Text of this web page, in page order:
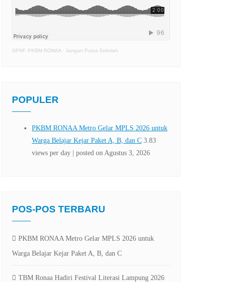
SPNF. PKBM RONAA · Jangan Putus Sekolah
POPULER
POS-POS TERBARU
PKBM RONAA Metro Gelar MPLS 2026 untuk
Warga Belajar Kejar Paket A, B, dan C
TBM Ronaa Hadiri Festival Literasi Lampung 2026